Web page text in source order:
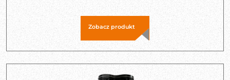
Zobacz produkt